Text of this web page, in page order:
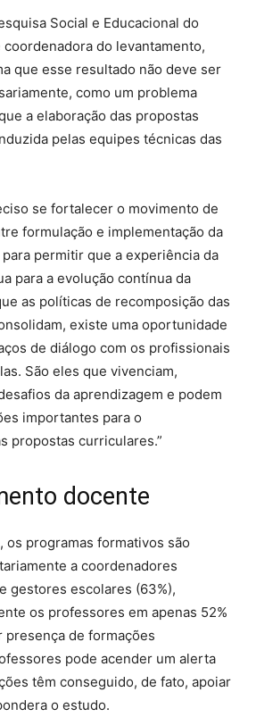
Social e Educacional do
do levantamento,
que esse resultado não deve ser
como um problema
a elaboração das propostas
pelas equipes técnicas das
se fortalecer o movimento de
formulação e implementação da
permitir que a experiência da
para a evolução contínua da
as políticas de recomposição das
existe uma oportunidade
de diálogo com os profissionais
São eles que vivenciam,
da aprendizagem e podem
importantes para o
propostas curriculares.”
docente
os programas formativos são
a coordenadores
gestores escolares (63%),
os professores em apenas 52%
presença de formações
pode acender um alerta
têm conseguido, de fato, apoiar
o estudo.